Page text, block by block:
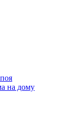
на дому